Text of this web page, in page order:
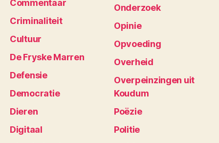
Commentaar
Criminaliteit
Cultuur
De Fryske Marren
Defensie
Democratie
Dieren
Digitaal
Onderzoek
Opinie
Opvoeding
Overheid
Overpeinzingen uit
Koudum
Poëzie
Politie